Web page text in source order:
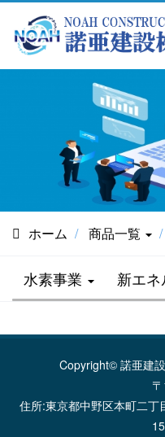
ホーム 商品一覧
水素事業 新エ
Copyright© 諾亜建
住所:東京都中野区本町二